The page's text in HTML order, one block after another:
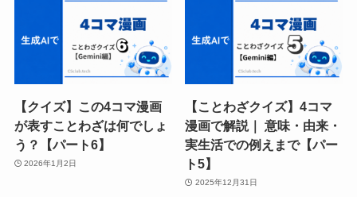
【クイズ】この4コマ漫画
が表すことわざは何でしょ
う？【パート6】
2026年1月2日
【ことわざクイズ】4コマ
漫画で解説｜ 意味・由来・
実生活での例えまで【パー
ト5】
2025年12月31日